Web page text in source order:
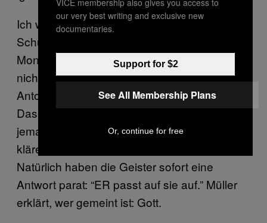
Ich will Müller testen und frage meine
Schutzengel nach meiner toten Tante
Monika. Dabei verschweige ich, dass sie
nicht mehr lebt und will lediglich wissen, ob
Antonia und Hermann auf Monika aufpassen.
Das verneinen die beiden. Angeblich wäre
jemand anderes für sie zuständig. Daraufhin
kläre ich auf, dass Monika bereits tot ist.
Natürlich haben die Geister sofort eine
Antwort parat: “ER passt auf sie auf.” Müller
erklärt, wer gemeint ist: Gott.
our very best writing and exclusive new
documentaries.
Support for $2
See All Membership Plans
Or, continue for free